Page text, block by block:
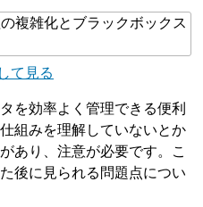
て見る
を効率よく管理できる便利
組みを理解していないとか
あり、注意が必要です。こ
後に見られる問題点につい